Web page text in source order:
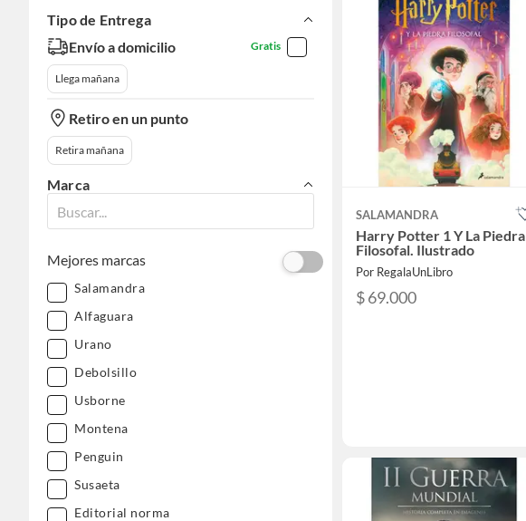
Tipo de Entrega
Envío a domicilio
Gratis
Llega mañana
Retiro en un punto
Retira mañana
Marca
Mejores marcas
Salamandra
Alfaguara
Urano
Debolsillo
Usborne
Montena
Penguin
Susaeta
Editorial norma
SALAMANDRA
Harry Potter 1 Y La Piedra
Filosofal. Ilustrado
Por RegalaUnLibro
$ 69.000